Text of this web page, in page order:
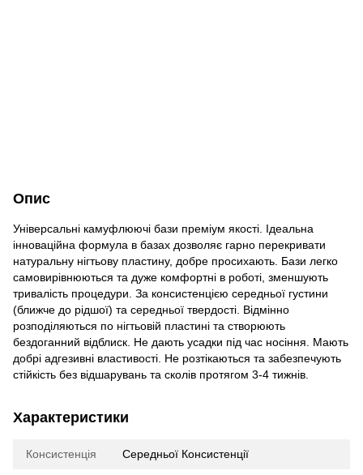
Опис
Універсальні камуфлюючі бази преміум якості. Ідеальна
інноваційна формула в базах дозволяє гарно перекривати
натуральну нігтьову пластину, добре просихають. Бази легко
самовирівнюються та дуже комфортні в роботі, зменшують
тривалість процедури. За консистенцією середньої густини
(ближче до рідшої) та середньої твердості. Відмінно
розподіляються по нігтьовій пластині та створюють
бездоганний відблиск. Не дають усадки під час носіння. Мають
добрі адгезивні властивості. Не розтікаються та забезпечують
стійкість без відшарувань та сколів протягом 3-4 тижнів.
Характеристики
Консистенція Середньої Консистенції